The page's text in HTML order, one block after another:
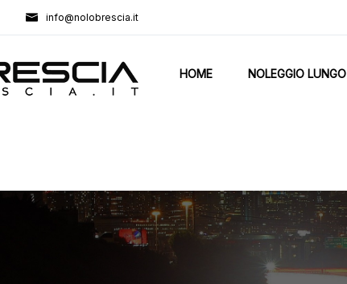
info@nolobrescia.it
HOME NOLEGGIO LUNGO